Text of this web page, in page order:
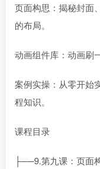
页面构思：揭秘封面
的布局。
动画组件库：动画刷
案例实操：从零开始
程知识。
课程目录
├──9.第九课：页面